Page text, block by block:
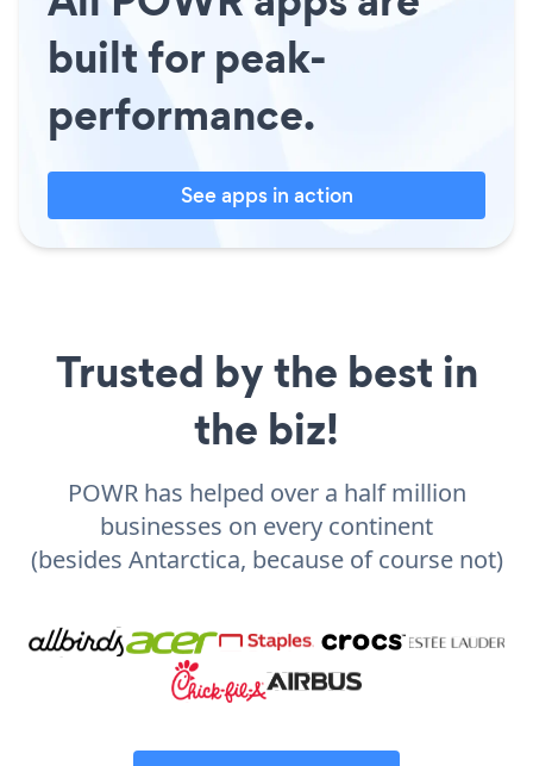
built for peak-
performance.
See apps in action
Trusted by the best in
the biz!
POWR has helped over a half million
businesses on every continent
(besides Antarctica, because of course not)